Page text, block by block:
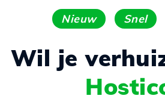
Nieuw Snel
Wil je